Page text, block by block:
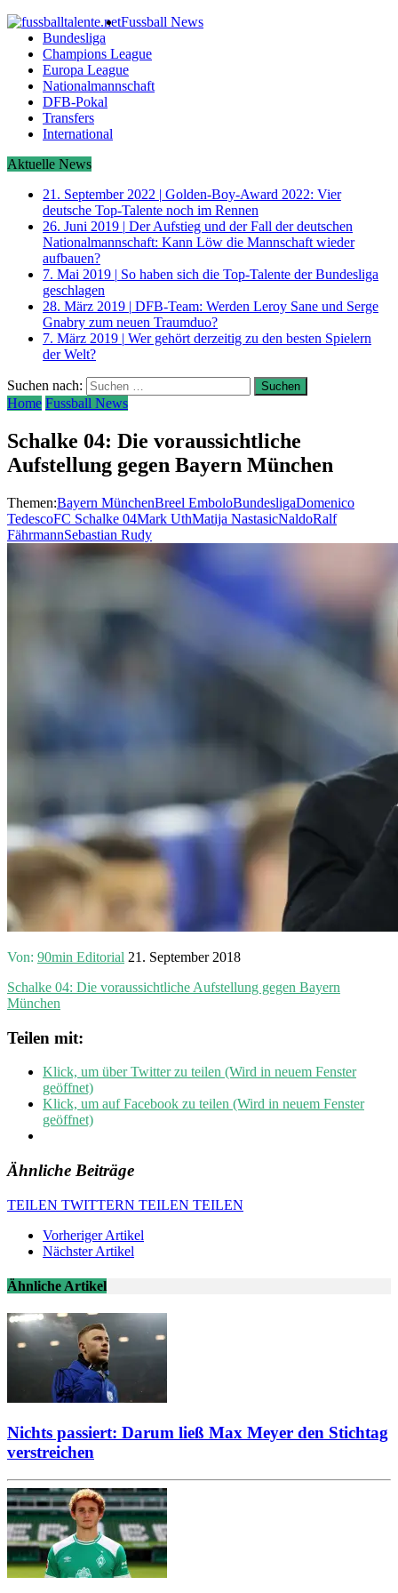
Fussball News
Bundesliga
Champions League
Europa League
Nationalmannschaft
DFB-Pokal
Transfers
International
Aktuelle News
21. September 2022 | Golden-Boy-Award 2022: Vier
deutsche Top-Talente noch im Rennen
26. Juni 2019 | Der Aufstieg und der Fall der deutschen
Nationalmannschaft: Kann Löw die Mannschaft wieder
aufbauen?
7. Mai 2019 | So haben sich die Top-Talente der Bundesliga
geschlagen
28. März 2019 | DFB-Team: Werden Leroy Sane und Serge
Gnabry zum neuen Traumduo?
7. März 2019 | Wer gehört derzeitig zu den besten Spielern
der Welt?
Suchen nach:
Home Fussball News
Schalke 04: Die voraussichtliche
Aufstellung gegen Bayern München
Themen:Bayern MünchenBreel EmboloBundesligaDomenico
TedescoFC Schalke 04Mark UthMatija NastasicNaldoRalf
FährmannSebastian Rudy
Von: 90min Editorial 21. September 2018
Schalke 04: Die voraussichtliche Aufstellung gegen Bayern
München
Teilen mit:
Klick, um über Twitter zu teilen (Wird in neuem Fenster
geöffnet)
Klick, um auf Facebook zu teilen (Wird in neuem Fenster
geöffnet)
Ähnliche Beiträge
TEILEN TWITTERN TEILEN TEILEN
Vorheriger Artikel
Nächster Artikel
Ähnliche Artikel
Nichts passiert: Darum ließ Max Meyer den Stichtag
verstreichen